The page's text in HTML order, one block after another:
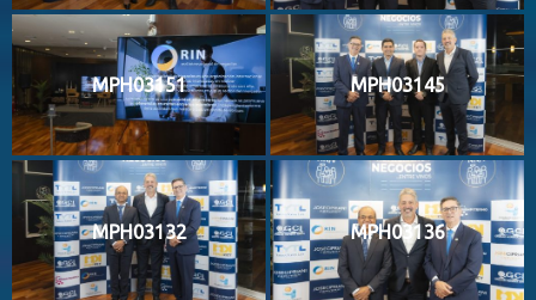
MPH03151 MPH03145
MPH03132 MPH03136